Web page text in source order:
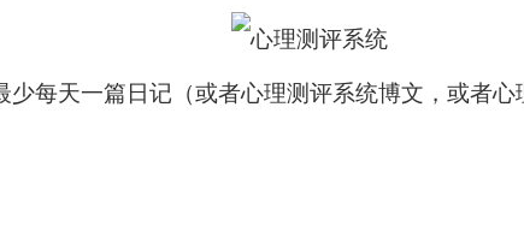
少每天一篇日记（或者心理测评系统博文，或者心